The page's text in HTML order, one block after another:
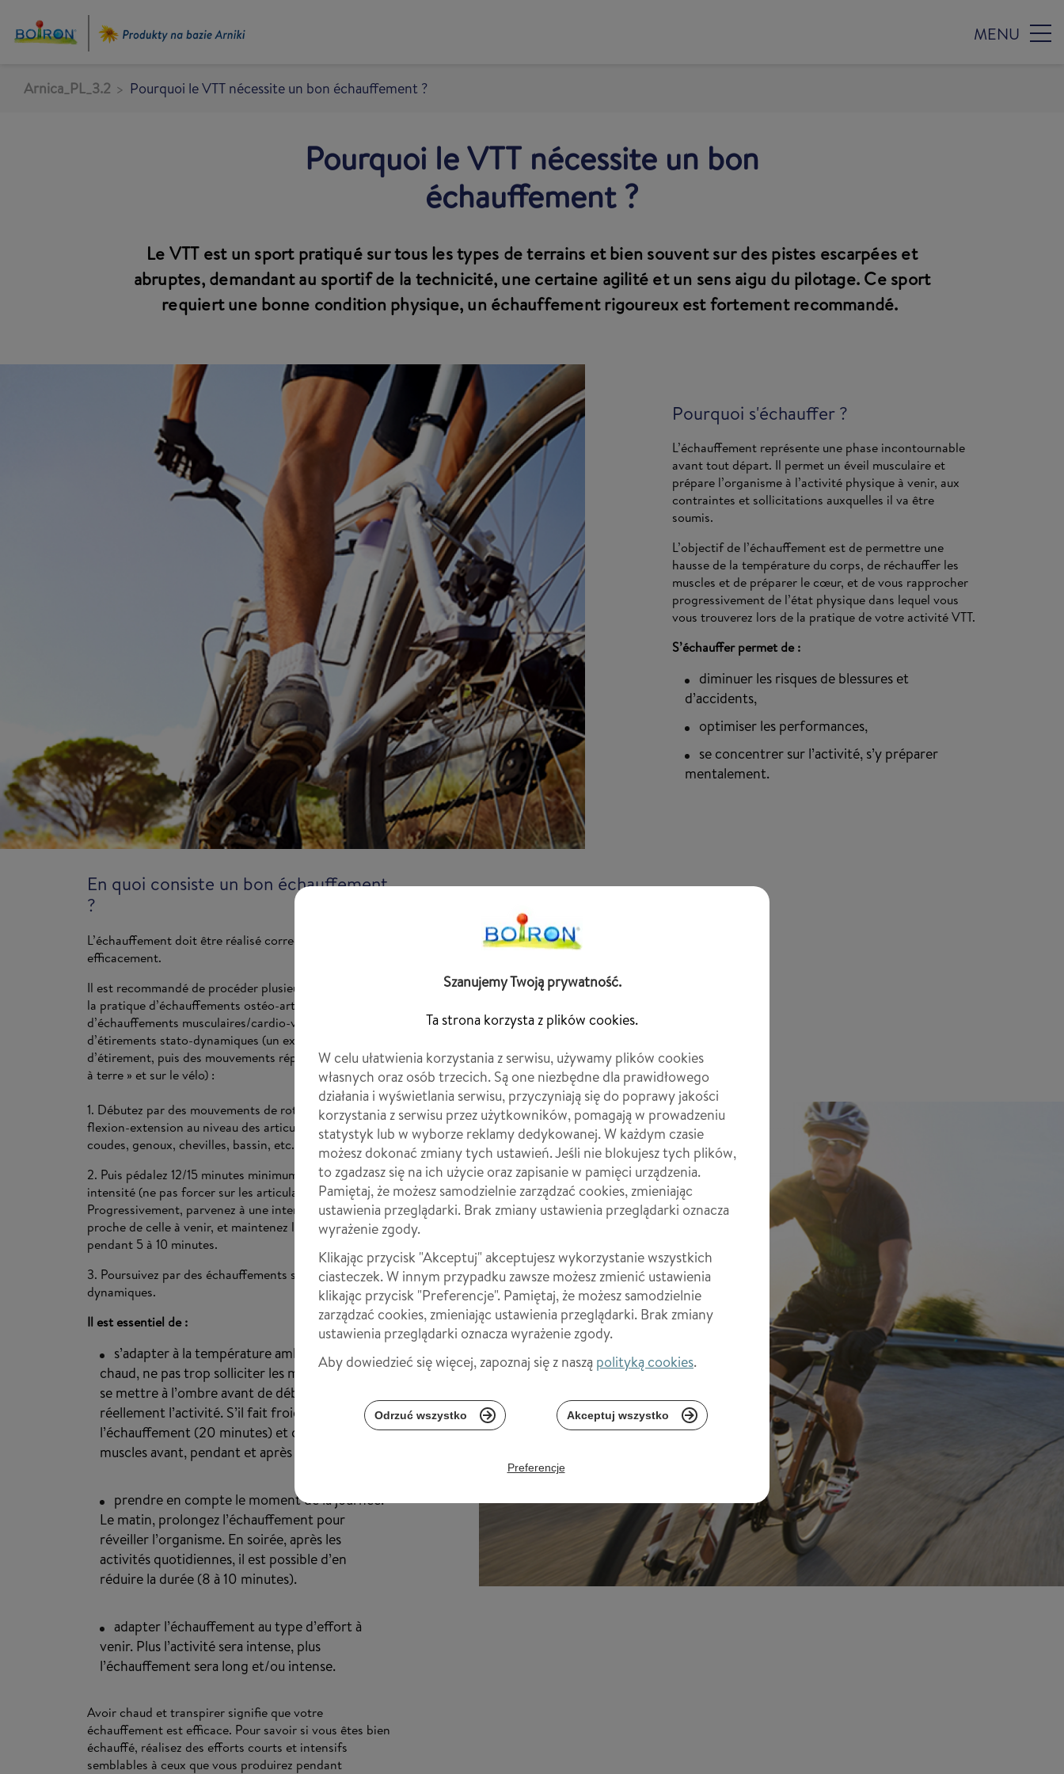
treści
MENU
Arnica_PL_3.2 Pourquoi le VTT nécessite un bon échauffement ?
Pourquoi le VTT nécessite un bon
échauffement ?
Le VTT est un sport pratiqué sur tous les types de terrains et bien souvent sur des pistes escarpées et
abruptes, demandant au sportif de la technicité, une certaine agilité et un sens aigu du pilotage. Ce sport
requiert une bonne condition physique, un échauffement rigoureux est fortement recommandé.
Pourquoi s'échauffer ?
L’échauffement représente une phase incontournable
avant tout départ. Il permet un éveil musculaire et
prépare l’organisme à l’activité physique à venir, aux
contraintes et sollicitations auxquelles il va être
soumis.
L’objectif de l’échauffement est de permettre une
hausse de la température du corps, de réchauffer les
muscles et de préparer le cœur, et de vous rapprocher
progressivement de l’état physique dans lequel vous
vous trouverez lors de la pratique de votre activité VTT.
S’échauffer permet de :
diminuer les risques de blessures et
d’accidents,
optimiser les performances,
se concentrer sur l’activité, s’y préparer
mentalement.
En quoi consiste un bon échauffement
?
L’échauffement doit être réalisé correctement et
efficacement.
Il est recommandé de procéder plusieurs en étapes via
la pratique d’échauffements ostéo-articulaires,
d’échauffements musculaires/cardio-vasculaires puis
d’étirements stato-dynamiques (un exercice
d’étirement, puis des mouvements répétés et rapides «
à terre » et sur le vélo) :
1. Débutez par des mouvements de rotation et de
flexion-extension au niveau des articulations (poignets,
coudes, genoux, chevilles, bassin, etc.).
2. Puis pédalez 12/15 minutes minimum à faible
intensité (ne pas forcer sur les articulations).
Progressivement, parvenez à une intensité plus élevée,
proche de celle à venir, et maintenez la cadence
pendant 5 à 10 minutes.
3. Poursuivez par des échauffements stato-
dynamiques.
Il est essentiel de :
s’adapter à la température ambiante. S’il fait
chaud, ne pas trop solliciter les muscles, boire et
se mettre à l’ombre avant de débuter
réellement l’activité. S’il fait froid, prolonger
l’échauffement (20 minutes) et couvrir les
muscles avant, pendant et après l’échauffement.
prendre en compte le moment de la journée.
Le matin, prolongez l’échauffement pour
réveiller l’organisme. En soirée, après les
activités quotidiennes, il est possible d’en
réduire la durée (8 à 10 minutes).
adapter l’échauffement au type d’effort à
venir. Plus l’activité sera intense, plus
l’échauffement sera long et/ou intense.
Avoir chaud et transpirer signifie que votre
échauffement est efficace. Pour savoir si vous êtes bien
échauffé, réalisez des efforts courts et intensifs
semblables à ceux que vous produirez pendant
Szanujemy Twoją prywatność.
Ta strona korzysta z plików cookies.
W celu ułatwienia korzystania z serwisu, używamy plików cookies
własnych oraz osób trzecich. Są one niezbędne dla prawidłowego
działania i wyświetlania serwisu, przyczyniają się do poprawy jakości
korzystania z serwisu przez użytkowników, pomagają w prowadzeniu
statystyk lub w wyborze reklamy dedykowanej. W każdym czasie
możesz dokonać zmiany tych ustawień. Jeśli nie blokujesz tych plików,
to zgadzasz się na ich użycie oraz zapisanie w pamięci urządzenia.
Pamiętaj, że możesz samodzielnie zarządzać cookies, zmieniając
ustawienia przeglądarki. Brak zmiany ustawienia przeglądarki oznacza
wyrażenie zgody.
Klikając przycisk "Akceptuj" akceptujesz wykorzystanie wszystkich
ciasteczek. W innym przypadku zawsze możesz zmienić ustawienia
klikając przycisk "Preferencje". Pamiętaj, że możesz samodzielnie
zarządzać cookies, zmieniając ustawienia przeglądarki. Brak zmiany
ustawienia przeglądarki oznacza wyrażenie zgody.
Aby dowiedzieć się więcej, zapoznaj się z naszą polityką cookies.
Odrzuć wszystko Akceptuj wszystko
Preferencje